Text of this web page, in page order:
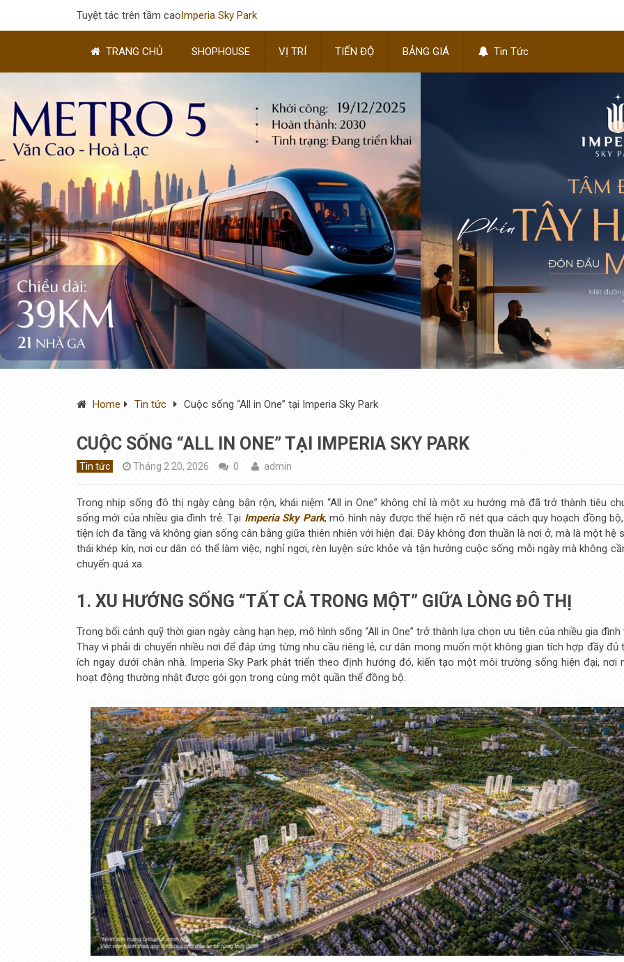
Imperia Sky Park
Tuyệt tác trên tầm cao
TRANG CHỦ SHOPHOUSE VỊ TRÍ TIẾN ĐỘ BẢNG GIÁ Tin Tức
Home Tin tức Cuộc sống “All in One” tại Imperia Sky Park
CUỘC SỐNG “ALL IN ONE” TẠI IMPERIA SKY PARK
Tin tức Tháng 2 20, 2026 0 admin
Trong nhịp sống đô thị ngày càng bận rộn, khái niệm “All in One” không chỉ là một xu hướng mà đã trở thành tiêu
sống mới của nhiều gia đình trẻ. Tại Imperia Sky Park, mô hình này được thể hiện rõ nét qua cách quy hoạch đồng
tiện ích đa tầng và không gian sống cân bằng giữa thiên nhiên với hiện đại. Đây không đơn thuần là nơi ở, mà là một hệ
thái khép kín, nơi cư dân có thể làm việc, nghỉ ngơi, rèn luyện sức khỏe và tận hưởng cuộc sống mỗi ngày mà không
chuyển quá xa.
1. XU HƯỚNG SỐNG “TẤT CẢ TRONG MỘT” GIỮA LÒNG ĐÔ THỊ
Trong bối cảnh quỹ thời gian ngày càng hạn hẹp, mô hình sống “All in One” trở thành lựa chọn ưu tiên của nhiều gia đình
Thay vì phải di chuyển nhiều nơi để đáp ứng từng nhu cầu riêng lẻ, cư dân mong muốn một không gian tích hợp đầy đủ
ích ngay dưới chân nhà. Imperia Sky Park phát triển theo định hướng đó, kiến tạo một môi trường sống hiện đại, nơi
hoạt động thường nhật được gói gọn trong cùng một quần thể đồng bộ.